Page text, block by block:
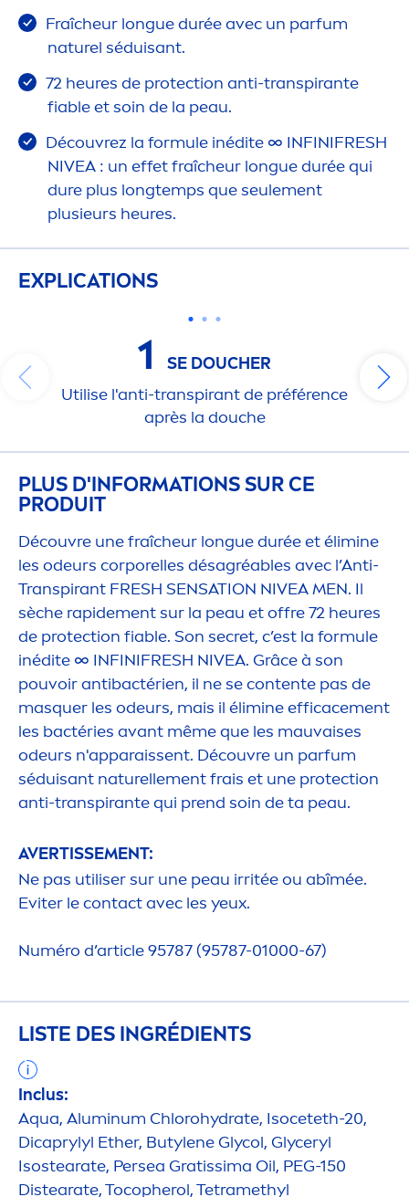
Fraîcheur longue durée avec un parfum
naturel séduisant.
72 heures de protection anti-transpirante
fiable et soin de la peau.
Découvrez la formule inédite ∞ INFINIFRESH
NIVEA : un effet fraîcheur longue durée qui
dure plus longtemps que seulement
plusieurs heures.
EXPLICATIONS
1
SE DOUCHER
Utilise l'anti-transpirant de préférence
après la douche
PLUS D'INFORMATIONS SUR CE
PRODUIT
Découvre une fraîcheur longue durée et élimine
les odeurs corporelles désagréables avec l’Anti-
Transpirant FRESH SENSATION NIVEAMEN. Il
sèche rapidement sur la peau et offre 72 heures
de protection fiable. Son secret, c’est la formule
inédite ∞ INFINIFRESH NIVEA. Grâce à son
pouvoir antibactérien, il ne se contente pas de
masquer les odeurs, mais il élimine efficacement
les bactéries avant même que les mauvaises
odeurs n'apparaissent. Découvre un parfum
séduisant naturellement frais et une protection
anti-transpirante qui prend soin de ta peau.
AVERTISSEMENT:
Ne pas utiliser sur une peau irritée ou abîmée.
Eviter le contact avec les yeux.
Numéro d’article 95787 (95787-01000-67)
LISTE DES INGRÉDIENTS
Inclus:
Aqua, Aluminum Chlorohydrate, Isoceteth-20,
Dicaprylyl Ether, Butylene Glycol, Glyceryl
Isostearate, Persea Gratissima Oil, PEG-150
Distearate, Tocopherol, Tetramethyl